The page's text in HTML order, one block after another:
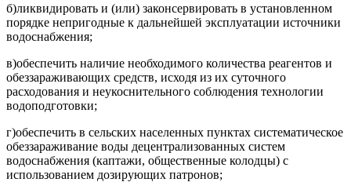
б)ликвидировать и (или) законсервировать в установленном
порядке непригодные к дальнейшей эксплуатации источники
водоснабжения;
в)обеспечить наличие необходимого количества реагентов и
обеззараживающих средств, исходя из их суточного
расходования и неукоснительного соблюдения технологии
водоподготовки;
г)обеспечить в сельских населенных пунктах систематическое
обеззараживание воды децентрализованных систем
водоснабжения (каптажи, общественные колодцы) с
использованием дозирующих патронов;